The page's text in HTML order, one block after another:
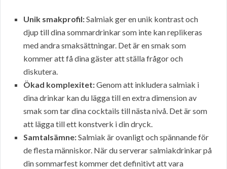
Unik smakprofil:Salmiak ger en unik kontrast och
djup till dina sommardrinkar som inte kan replikeras
med andra smaksättningar. Det är en smak som
kommer att få dina gäster att ställa frågor och
diskutera.
Ökad komplexitet:Genom att inkludera salmiak i
dina drinkar kan du lägga till en extra dimension av
smak som tar dina cocktails till nästa nivå. Det är som
att lägga till ett konstverk i din dryck.
Samtalsämne:Salmiak är ovanligt och spännande för
de flesta människor. När du serverar salmiakdrinkar på
din sommarfest kommer det definitivt att vara